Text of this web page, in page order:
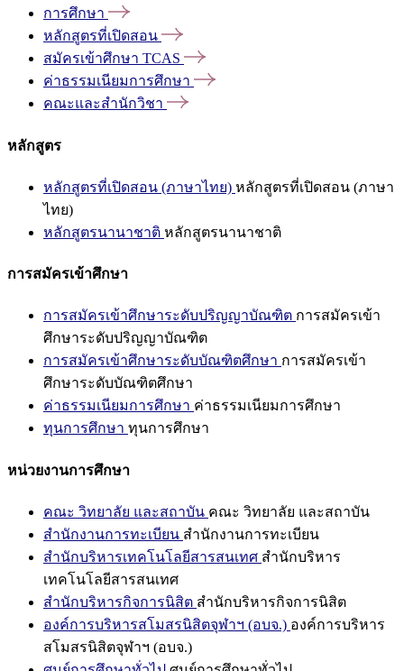
การศึกษา
หลักสูตรที่เปิดสอน
สมัครเข้าศึกษา TCAS
ค่าธรรมเนียมการศึกษา
คณะและสำนักวิชา
หลักสูตร
หลักสูตรที่เปิดสอน (ภาษาไทย) หลักสูตรที่เปิดสอน (ภาษา
ไทย)
หลักสูตรนานาชาติ หลักสูตรนานาชาติ
การสมัครเข้าศึกษา
การสมัครเข้าศึกษาระดับปริญญาบัณฑิต การสมัครเข้า
ศึกษาระดับปริญญาบัณฑิต
การสมัครเข้าศึกษาระดับบัณฑิตศึกษา การสมัครเข้า
ศึกษาระดับบัณฑิตศึกษา
ค่าธรรมเนียมการศึกษา ค่าธรรมเนียมการศึกษา
ทุนการศึกษา ทุนการศึกษา
หน่วยงานการศึกษา
คณะ วิทยาลัย และสถาบัน คณะ วิทยาลัย และสถาบัน
สำนักงานการทะเบียน สำนักงานการทะเบียน
สำนักบริหารเทคโนโลยีสารสนเทศ สำนักบริหาร
เทคโนโลยีสารสนเทศ
สำนักบริหารกิจการนิสิต สำนักบริหารกิจการนิสิต
องค์การบริหารสโมสรนิสิตจุฬาฯ (อบจ.) องค์การบริหาร
สโมสรนิสิตจุฬาฯ (อบจ.)